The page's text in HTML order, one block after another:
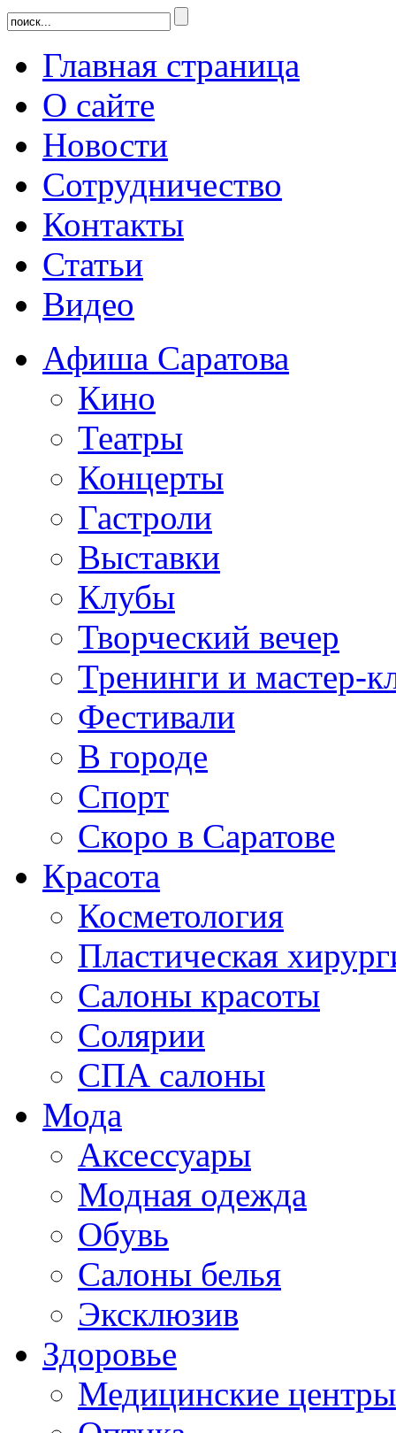
Главная страница
О сайте
Новости
Сотрудничество
Контакты
Статьи
Видео
Афиша Саратова
Кино
Театры
Концерты
Гастроли
Выставки
Клубы
Творческий вечер
Тренинги и мастер-
Фестивали
В городе
Спорт
Скоро в Саратове
Красота
Косметология
Пластическая
Салоны красоты
Солярии
СПА салоны
Мода
Аксессуары
Модная одежда
Обувь
Салоны белья
Эксклюзив
Здоровье
Медицинские центры